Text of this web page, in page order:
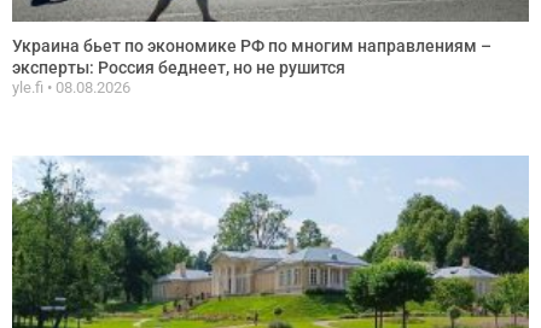
Украина бьет по экономике РФ по многим направлениям –
эксперты: Россия беднеет, но не рушится
yle.fi 08.08.2026